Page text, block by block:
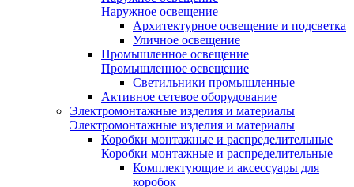
Наружное освещение
Архитектурное освещение и подсветка
Уличное освещение
Промышленное освещение
Промышленное освещение
Светильники промышленные
Активное сетевое оборудование
Электромонтажные изделия и материалы
Электромонтажные изделия и материалы
Коробки монтажные и распределительные
Коробки монтажные и распределительные
Комплектующие и аксессуары для
коробок